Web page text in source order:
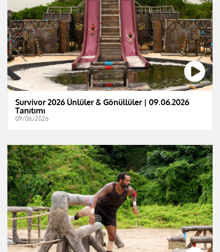
Survivor 2026 Ünlüler & Gönüllüler | 09.06.2026
Tanıtımı
09/06/2026